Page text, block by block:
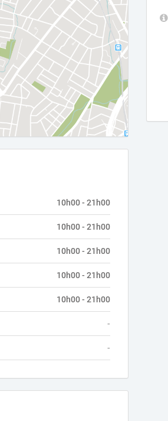
10h00 - 21h00
10h00 - 21h00
10h00 - 21h00
10h00 - 21h00
10h00 - 21h00
-
-